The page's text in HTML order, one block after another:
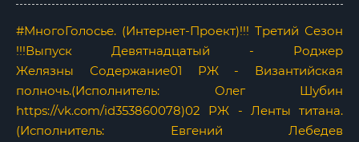
#МногоГолосье. (Интернет-Проект)!!! Третий Сезон
!!!Выпуск Девятнадцатый - Роджер
Желязны Содержание01 РЖ - Византийская
полночь.(Исполнитель: Олег Шубин
https://vk.com/id353860078)02 РЖ - Ленты титана.
(Исполнитель: Евгений Лебедев